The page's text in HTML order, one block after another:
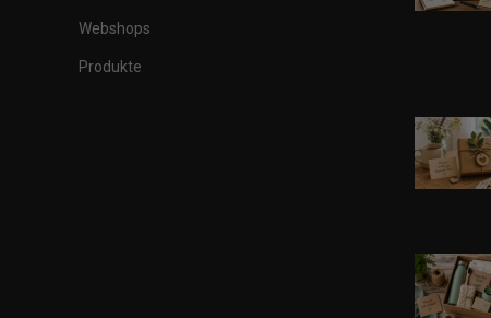
Webshops
Produkte